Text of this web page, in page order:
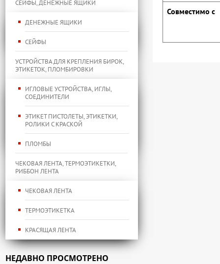
СЕЙФЫ, ДЕНЕЖНЫЕ ЯЩИКИ
ДЕНЕЖНЫЕ ЯЩИКИ
СЕЙФЫ
УСТРОЙСТВА ДЛЯ КРЕПЛЕНИЯ БИРОК,
ЭТИКЕТОК, ПЛОМБИРОВКИ
ИГЛОВЫЕ УСТРОЙСТВА, ИГЛЫ,
СОЕДИНИТЕЛИ
ЭТИКЕТ ПИСТОЛЕТЫ, ЭТИКЕТКИ,
РОЛИКИ С КРАСКОЙ
ПЛОМБЫ
ЧЕКОВАЯ ЛЕНТА, ТЕРМОЭТИКЕТКИ,
РИББОН ЛЕНТА
ЧЕКОВАЯ ЛЕНТА
ТЕРМОЭТИКЕТКА
КРАСЯЩАЯ ЛЕНТА
НЕДАВНО ПРОСМОТРЕНО
Совместимо с